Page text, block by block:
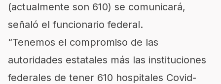
(actualmente son 610) se comunicará,
señaló el funcionario federal.
“Tenemos el compromiso de las
autoridades estatales más las instituciones
federales de tener 610 hospitales Covid-